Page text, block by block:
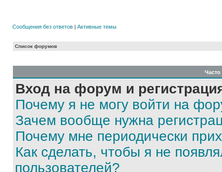
Сообщения без ответов | Активные темы
Список форумов
Вход на форум и
Почему я не могу войти на
Зачем вообще нужна
Почему мне периодически
Как сделать, чтобы я не
пользователей?